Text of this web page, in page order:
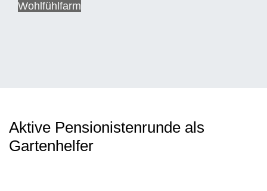
Wohlfühlfarm
Aktive Pensionistenrunde als
Gartenhelfer